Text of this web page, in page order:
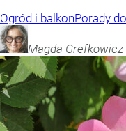
Ogród i balkonPorady
Magda Grefkowicz